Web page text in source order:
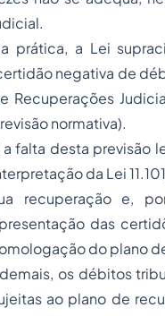
prática, a Lei
negativa de
Recuperações
normativa).
a falta desta previsão
da Lei
recuperação e,
das
do plano
os débitos
ao plano de